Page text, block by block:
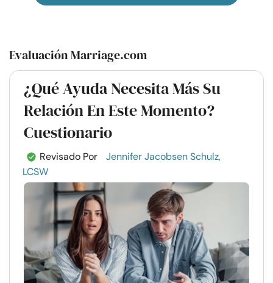
Evaluación Marriage.com
¿Qué Ayuda Necesita Más Su
Relación En Este Momento?
Cuestionario
Revisado Por
Jennifer Jacobsen Schulz,
LCSW